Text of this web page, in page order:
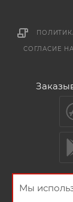
СОГЛАСИЕ
Мы